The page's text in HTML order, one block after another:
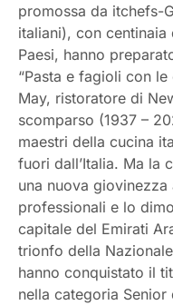
promossa da itchefs-
italiani), con
Paesi, hanno
“Pasta e fagioli con
May, ristoratore di
scomparso (1937 –
maestri della cucina
fuori dall’Italia. Ma la
una nuova
professionali e lo
capitale del Emirati
trionfo della
hanno conquistato il
nella categoria